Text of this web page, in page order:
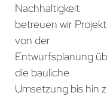
Nachhaltigkeit
betreuen wir
von der
Entwurfsplanung
die bauliche
Umsetzung bis hin